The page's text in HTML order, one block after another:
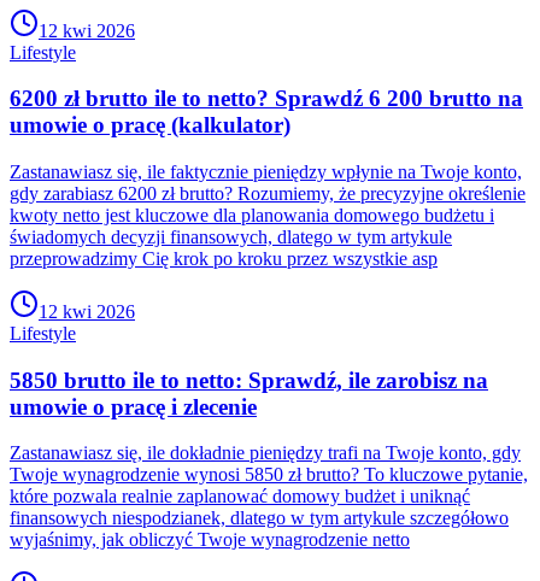
12 kwi 2026
Lifestyle
6200 zł brutto ile to netto? Sprawdź 6 200 brutto na
umowie o pracę (kalkulator)
Zastanawiasz się, ile faktycznie pieniędzy wpłynie na Twoje konto,
gdy zarabiasz 6200 zł brutto? Rozumiemy, że precyzyjne określenie
kwoty netto jest kluczowe dla planowania domowego budżetu i
świadomych decyzji finansowych, dlatego w tym artykule
przeprowadzimy Cię krok po kroku przez wszystkie asp
12 kwi 2026
Lifestyle
5850 brutto ile to netto: Sprawdź, ile zarobisz na
umowie o pracę i zlecenie
Zastanawiasz się, ile dokładnie pieniędzy trafi na Twoje konto, gdy
Twoje wynagrodzenie wynosi 5850 zł brutto? To kluczowe pytanie,
które pozwala realnie zaplanować domowy budżet i uniknąć
finansowych niespodzianek, dlatego w tym artykule szczegółowo
wyjaśnimy, jak obliczyć Twoje wynagrodzenie netto